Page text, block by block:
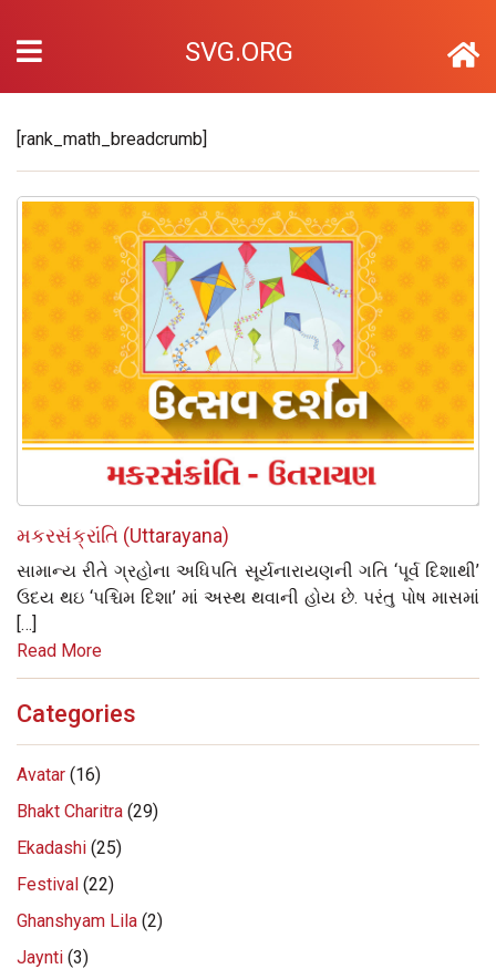
SVG.ORG
[rank_math_breadcrumb]
મકરસંક્રાંતિ (Uttarayana)
સામાન્ય રીતે ગ્રહોના અધિપતિ સૂર્યનારાયણની ગતિ ‘પૂર્વ દિશાથી’
ઉદય થઇ ‘પશ્ચિમ દિશા’ માં અસ્થ થવાની હોય છે. પરંતુ પોષ માસમાં
[…]
Read More
Categories
Avatar (16)
Bhakt Charitra (29)
Ekadashi (25)
Festival (22)
Ghanshyam Lila (2)
Jaynti (3)